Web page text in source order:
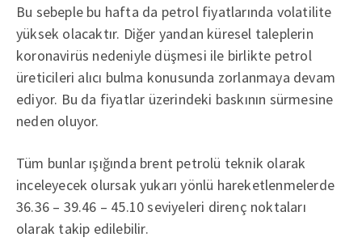
Bu sebeple bu hafta da petrol fiyatlarında volatilite
yüksek olacaktır. Diğer yandan küresel taleplerin
koronavirüs nedeniyle düşmesi ile birlikte petrol
üreticileri alıcı bulma konusunda zorlanmaya devam
ediyor. Bu da fiyatlar üzerindeki baskının sürmesine
neden oluyor.
Tüm bunlar ışığında brent petrolü teknik olarak
inceleyecek olursak yukarı yönlü hareketlenmelerde
36.36 – 39.46 – 45.10 seviyeleri direnç noktaları
olarak takip edilebilir.